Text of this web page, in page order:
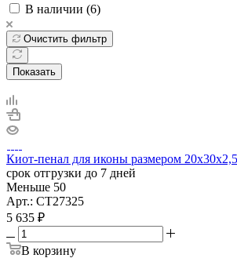
В наличии (6)
Очистить фильтр
Показать
Киот-пенал для иконы размером
срок отгрузки до 7 дней
Меньше 50
Арт.: СТ27325
5 635 ₽
В корзину